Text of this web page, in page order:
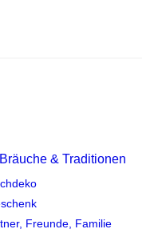
& Traditionen
Freunde, Familie